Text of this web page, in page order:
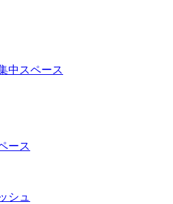
中スペース
ース
シュ